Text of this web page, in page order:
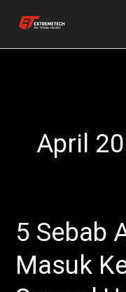
content
April
5 Sebab
Masuk
5
Sebab
Anak